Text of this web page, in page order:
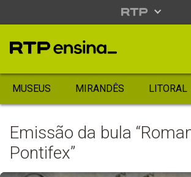
MUSEUS MIRANDÊS LITORAL
Emissão da bula
Pontifex”